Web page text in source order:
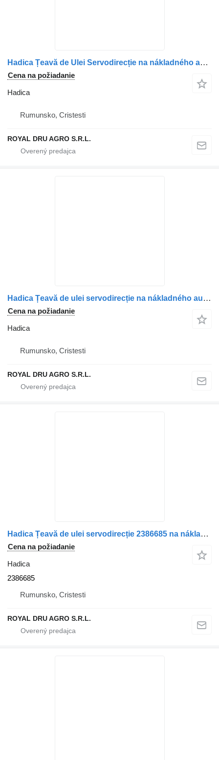
Hadica Țeavă de Ulei Servodirecție na nákladného auta Scania – Model 1916257 (46 cm)
Cena na požiadanie
Hadica
Rumunsko, Cristesti
ROYAL DRU AGRO S.R.L.
Hadica Țeavă de ulei servodirecție na nákladného auta Scania 11908429
Cena na požiadanie
Hadica
Rumunsko, Cristesti
ROYAL DRU AGRO S.R.L.
Hadica Țeavă de ulei servodirecție 2386685 na nákladného auta Scania
Cena na požiadanie
Hadica
2386685
Rumunsko, Cristesti
ROYAL DRU AGRO S.R.L.